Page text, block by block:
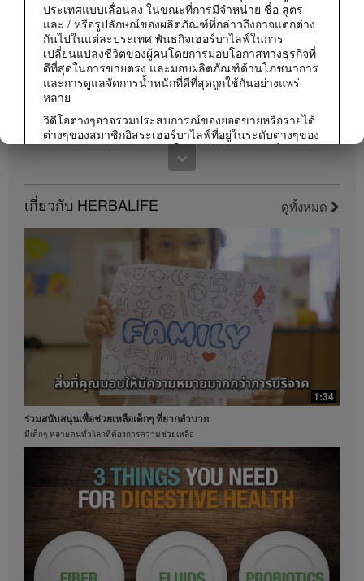
ประเทศแบบเลื่อนลง ในขณะที่การมีจำหน่าย ชื่อ สูตร
และ / หรือรูปลักษณ์ของผลิตภัณฑ์ที่กล่าวถึงอาจแตกต่าง
กันไปในแต่ละประเทศ พันธกิจเฮอร์บาไลฟ์ในการ
เปลี่ยนแปลงชีวิตของผู้คนโดยการมอบโอกาสทางธุรกิจที่
ดีที่สุดในการขายตรง และมอบผลิตภัณฑ์ด้านโภชนาการ
และการดูแลจัดการน้ำหนักที่ดีที่สุดถูกใช้กันอย่างแพร่
หลาย
วิดีโอต่างๆอาจรวมประสบการณ์ของยอดขายหรือรายได้
ต่างๆของสมาชิกอิสระเฮอร์บาไลฟ์ที่อยู่ในระดับต่างๆของ
แผนการตลาดและอาศัยอยู่ในประเทศต่างๆ รายได้เหล่า
นี้เป็นรายได้เฉพาะบุคคล (หรือเป็นเพียงตัวอย่าง) ที่นำมา
เฉลี่ยเกี่ยวกับงบการเงินล่าสุดสำหรับภูมิภาคที่คุณดำเนิน
MyHerbalife.com
ในทำนองเดียวกัน คำยืนยันจากผู้ใช้จริงที่ระบุว่าสามารถ
ควบคุมน้ำหนักได้มากและ / หรืออย่างรวดเร็ว ไม่ถือว่า
เป็นปริมาณของน้ำหนักที่แต่ละบุคคลจะสามารถทำเช่น
เดียวกันได้ หรืออัตราในการควบคุมน้ำหนักที่บุคคลใด
บุคคลหนึ่งคาดหวังว่าจะทำได้ การควบคุมน้ำหนักของ
แต่ละบุคคลจะขึ้นอยู่กับการเผาผลาญพลังงานเฉพาะ
บุคคล พฤติกรรมการบริโภคและอาหารที่บริโภค น้ำหนัก
เริ่มต้น และรูปแบบการออกกำลังกาย ผู้บริโภคฟอร์มูล่า 1
วันละสองครั้งเพื่อเป็นส่วนหนึ่งของรูปแบบการดำเนิน
ชีวิตที่มีสุขภาพดี โดยทั่วไปสามารถคาดหวังที่จะสามารถ
ควบคุมน้ำหนัได้ประมาณ 0.5-1 ปอนด์ต่อสัปดาห์ ผู้เข้า
ร่วมในการศึกษา 12 สัปดาห์แบบไม่ทราบผลิตภัณฑ์ที่ใช้
ใช้ฟอร์มูล่า 1 สองครั้งต่อวัน (หนึ่งครั้งเพื่อเป็นอาหารมื้อ
หลักและอีกหนึ่งครั้งเพื่อเป็นอาหารว่าง) ร่วมกับการรับ
ประทานอาหารที่มีแคลอรี่ลดลง และตั้งเป้าหมายการออก
กำลังกายไว้ 30 นาทีต่อวัน ผู้เข้าร่วมเลือกรับประทาน
อาหารที่มีโปรตีนสูงหรืออาหารที่มีโปรตีนในระดับ
มาตรฐาน ผลคือผู้เข้าร่วมในทั้งสองกลุ่มสามารถควบคุม
น้ำหนักได้ 8.5 ปอนด์ สำหรับข้อมูลเกี่ยวกับคำกล่าวอ้าง
ของการควบคุมน้ำหนักในภูมิภาคที่คุณดำเนินธุรกิจอยู่
โปรดศึกษาในคู่มือสมาชิกหรือเยี่ยมชมเว็บไซต์
MyHerbalife.com
เฮอร์บาไลฟ์ให้ความโปร่งใสของข้อมูลส่วนผสมบนฉลาก
0:46
คุณประโยชน์ที่หลากหลายของว่านหางจระเข้
เรียนรู้คุณประโยชน์และการจำกัดสารไม่พึงประสงค์
ชาคือหนึ่งในเครื่องดื่มที่ได้รับความนิยม
เฮอร์บาไลฟ์ใส่ใจด้านคุณภาพการสกัดชา
เกี่ยวกับ HERBALIFE ดูทั้งหมด
1:34
ร่วมสนับสนุนเพื่อช่วยเหลือเด็กๆ ที่ยากลำบาก
มีเด็กๆ หลายคนทั่วโลกที่ต้องการความช่วยเหลือ